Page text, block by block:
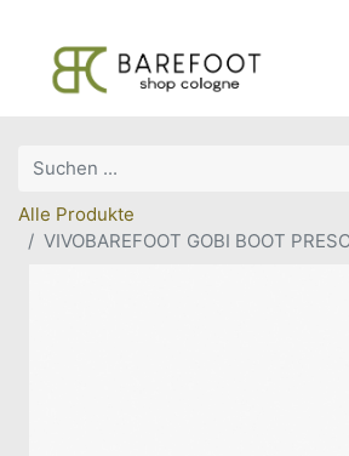
Alle Produkte
VIVOBAREFOOT GOBI BOOT